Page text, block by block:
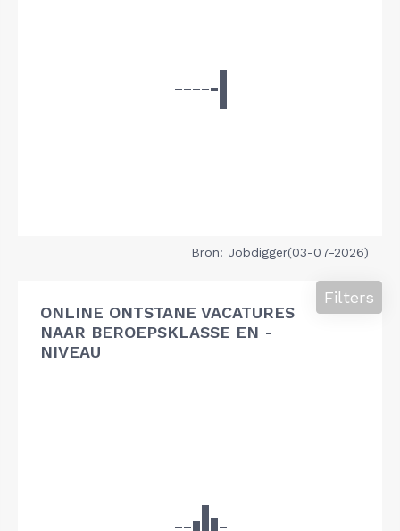
Bron: Jobdigger(03-07-2026)
ONLINE ONTSTANE VACATURES
NAAR BEROEPSKLASSE EN -
NIVEAU
Filters